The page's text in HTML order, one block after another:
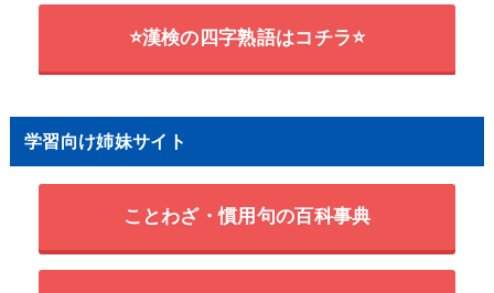
⭐漢検の四字熟語はコチラ⭐
学習向け姉妹サイト
ことわざ・慣用句の百科事典